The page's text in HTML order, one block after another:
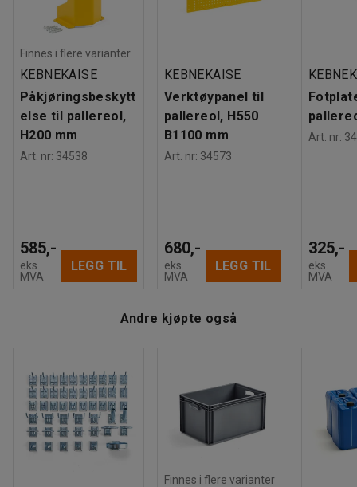
Antall ruller
Maksbelastning
Maksbelastning plan
Anbefalt antall personer til håndtering
Beregnet håndteringstid/person
: 289,69
Montering
Leveres umontert
Byggvarubedömd ID: 144642
Finnes i flere varianter
KEBNEKAISE
Påkjøringsbeskytt
else til pallereol,
H200 mm
Art. nr: 34538
585,-
eks.
MVA
LEGG TIL
KEBNEKAISE
Verktøypanel til
pallereol, H550
B1100 mm
Art. nr: 34573
680,-
eks.
MVA
LEGG TIL
Art. nr:
325,-
eks.
MVA
Andre kjøpte også
Finnes i flere varianter